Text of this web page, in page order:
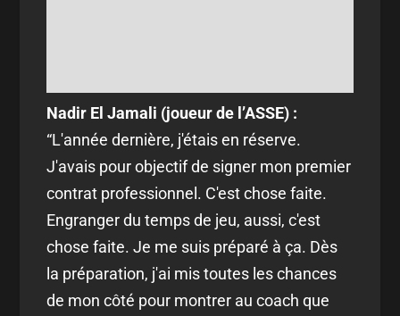
Nadir El Jamali (joueur de l’ASSE) :
“L'année dernière, j'étais en réserve.
J'avais pour objectif de signer mon premier
contrat professionnel. C'est chose faite.
Engranger du temps de jeu, aussi, c'est
chose faite. Je me suis préparé à ça. Dès
la préparation, j'ai mis toutes les chances
de mon côté pour montrer au coach que